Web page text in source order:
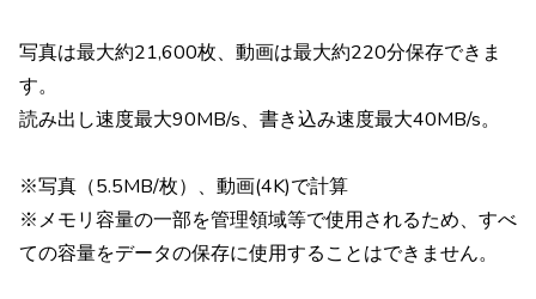
写真は最大約21,600枚、動画は最大約220分保存できま
す。
読み出し速度最大90MB/s、書き込み速度最大40MB/s。
※写真（5.5MB/枚）、動画(4K)で計算
※メモリ容量の一部を管理領域等で使用されるため、すべ
ての容量をデータの保存に使用することはできません。